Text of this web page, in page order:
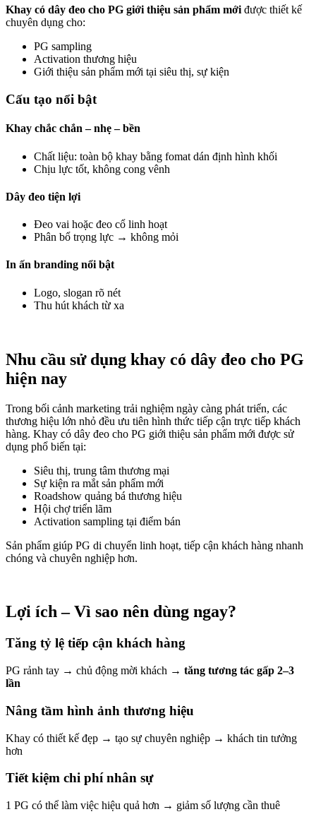
Khay có dây đeo cho PG giới thiệu sản phẩm mớiđược thiết kế
chuyên dụng cho:
PG sampling
Activation thương hiệu
Giới thiệu sản phẩm mới tại siêu thị, sự kiện
Cấu tạo nổi bật
Khay chắc chắn – nhẹ – bền
Chất liệu: toàn bộ khay bằng fomat dán định hình khối
Chịu lực tốt, không cong vênh
Dây đeo tiện lợi
Đeo vai hoặc đeo cổ linh hoạt
Phân bổ trọng lực → không mỏi
In ấn branding nổi bật
Logo, slogan rõ nét
Thu hút khách từ xa
Nhu cầu sử dụng khay có dây đeo cho PG
hiện nay
Trong bối cảnh marketing trải nghiệm ngày càng phát triển, các
thương hiệu lớn nhỏ đều ưu tiên hình thức tiếp cận trực tiếp khách
hàng. Khay có dây đeo cho PG giới thiệu sản phẩm mới được sử
dụng phổ biến tại:
Siêu thị, trung tâm thương mại
Sự kiện ra mắt sản phẩm mới
Roadshow quảng bá thương hiệu
Hội chợ triển lãm
Activation sampling tại điểm bán
Sản phẩm giúp PG di chuyển linh hoạt, tiếp cận khách hàng nhanh
chóng và chuyên nghiệp hơn.
Lợi ích – Vì sao nên dùng ngay?
Tăng tỷ lệ tiếp cận khách hàng
PG rảnh tay → chủ động mời khách → tăng tương tác gấp 2–3
lần
Nâng tầm hình ảnh thương hiệu
Khay có thiết kế đẹp → tạo sự chuyên nghiệp → khách tin tưởng
hơn
Tiết kiệm chi phí nhân sự
1 PG có thể làm việc hiệu quả hơn → giảm số lượng cần thuê